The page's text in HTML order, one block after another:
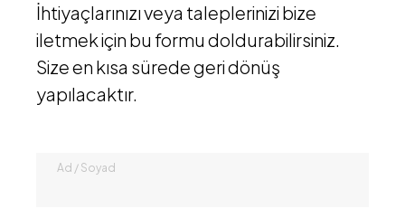
İhtiyaçlarınızı veya taleplerinizi bize
iletmek için bu formu doldurabilirsiniz.
Size en kısa sürede geri dönüş
yapılacaktır.
Ad / Soyad